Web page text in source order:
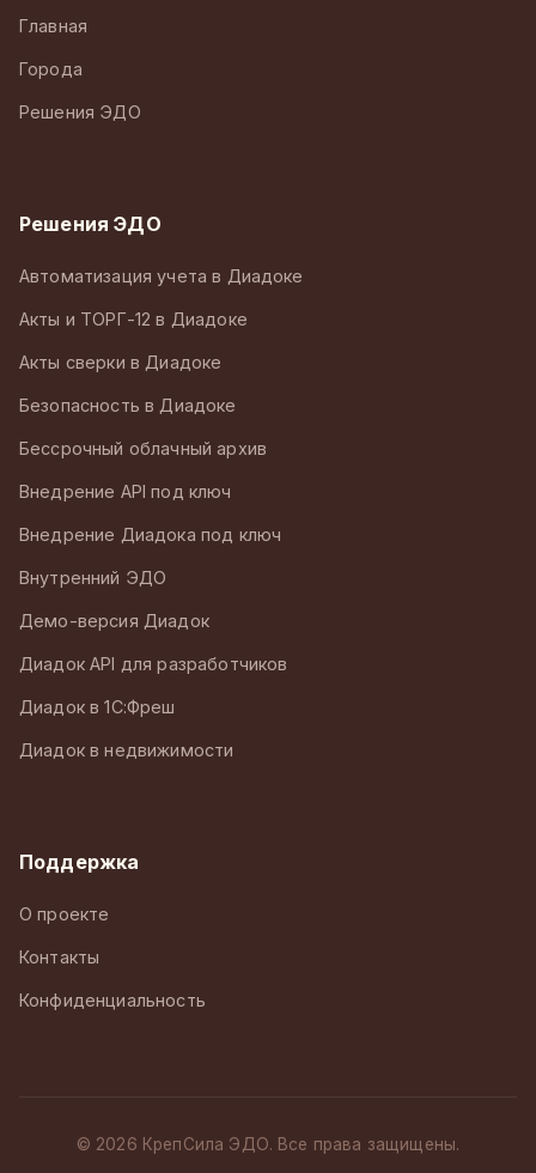
Главная
Города
Решения ЭДО
Решения ЭДО
Автоматизация учета в Диадоке
Акты и ТОРГ-12 в Диадоке
Акты сверки в Диадоке
Безопасность в Диадоке
Бессрочный облачный архив
Внедрение API под ключ
Внедрение Диадока под ключ
Внутренний ЭДО
Демо-версия Диадок
Диадок API для разработчиков
Диадок в 1С:Фреш
Диадок в недвижимости
Поддержка
О проекте
Контакты
Конфиденциальность
© 2026 КрепСила ЭДО. Все права защищены.